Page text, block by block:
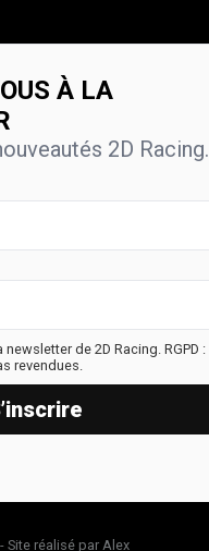
À LA
2D Racing.
de 2D Racing. RGPD :
revendues.
Site réalisé par Alex